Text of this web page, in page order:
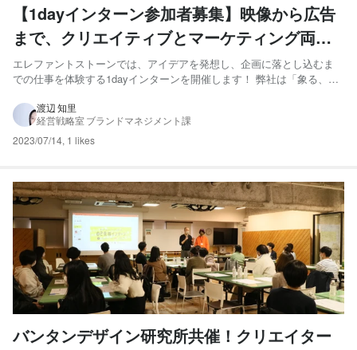
【1dayインターン参加者募集】映像から広告
まで、クリエイティブとマーケティング両方
の視点で企画を立案してみよう！
エレファントストーンでは、アイデアを発想し、企画に落とし込むま
での仕事を体験する1dayインターンを開催します！ 弊社は「象る、磨
ガンに掲げ、お客様となる人や企業、街の“誇りをつくること”を目指し
ながら映像制作を行なっています。 こ...
渡辺 知里
経営戦略室 ブランドマネジメント課
2023/07/14, 1 likes
バンタンデザイン研究所共催！クリエイター